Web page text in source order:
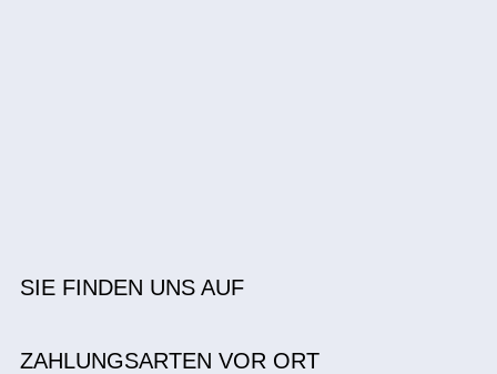
SIE FINDEN UNS AUF
ZAHLUNGSARTEN VOR ORT